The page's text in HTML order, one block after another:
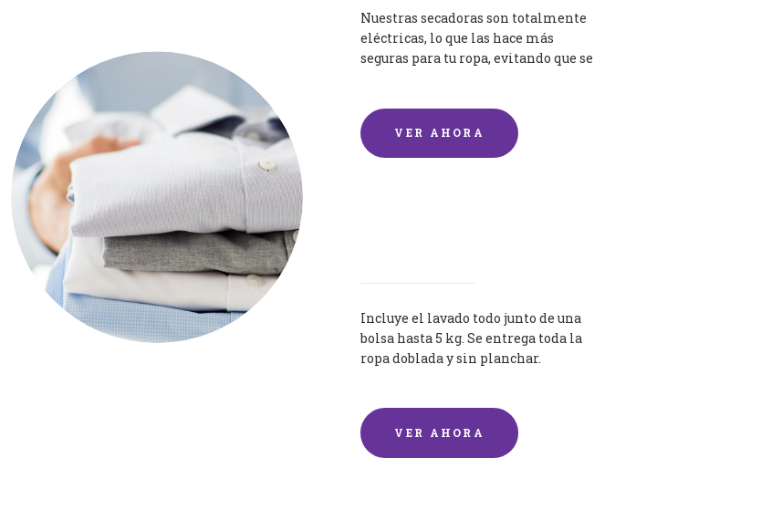
Nuestras secadoras son totalmente
eléctricas, lo que las hace más
seguras para tu ropa, evitando que se
VER AHORA
Incluye el lavado todo junto de una
bolsa hasta 5 kg. Se entrega toda la
ropa doblada y sin planchar.
VER AHORA